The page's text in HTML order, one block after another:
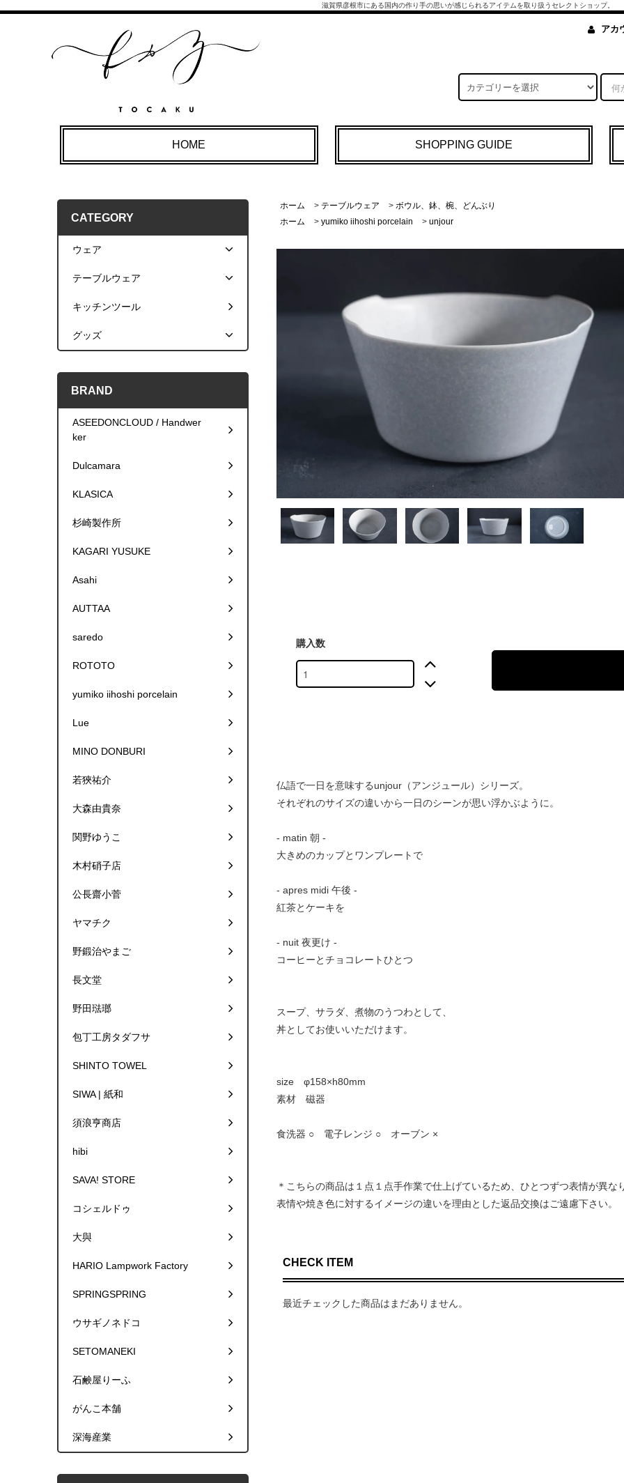
滋賀県彦根市にある国内の作り手の思いが感じられるアイテムを取り扱うセレクトショップ。
アカ
HOME SHOPPING GUIDE
ホーム > テーブルウェア > ボウル、鉢、椀、どんぶり
ホーム
> yumiko iihoshi porcelain > unjour
購入数
仏語で一日を意味するunjour（アンジュール）シリーズ。
それぞれのサイズの違いから一日のシーンが思い浮かぶように。
- matin 朝 -
大きめのカップとワンプレートで
- apres midi 午後 -
紅茶とケーキを
- nuit 夜更け -
コーヒーとチョコレートひとつ
スープ、サラダ、煮物のうつわとして、
丼としてお使いいただけます。
size φ158×h80mm
素材 磁器
食洗器 ○ 電子レンジ ○ オーブン ×
＊こちらの商品は１点１点手作業で仕上げているため、ひとつずつ表情が異な
表情や焼き色に対するイメージの違いを理由とした返品交換はご遠慮下さい。
CHECK ITEM
最近チェックした商品はまだありません。
CATEGORY
ウェア
テーブルウェア
キッチンツール
グッズ
BRAND
ASEEDONCLOUD / Handwer
ker
Dulcamara
KLASICA
杉崎製作所
KAGARI YUSUKE
Asahi
AUTTAA
saredo
ROTOTO
yumiko iihoshi porcelain
Lue
MINO DONBURI
若狹祐介
大森由貴奈
関野ゆうこ
木村硝子店
公長齋小菅
ヤマチク
野鍛治やまご
長文堂
野田琺瑯
包丁工房タダフサ
SHINTO TOWEL
SIWA | 紙和
須浪亨商店
hibi
SAVA! STORE
コシェルドゥ
大與
HARIO Lampwork Factory
SPRINGSPRING
ウサギノネドコ
SETOMANEKI
石鹸屋りーふ
がんこ本舗
深海産業